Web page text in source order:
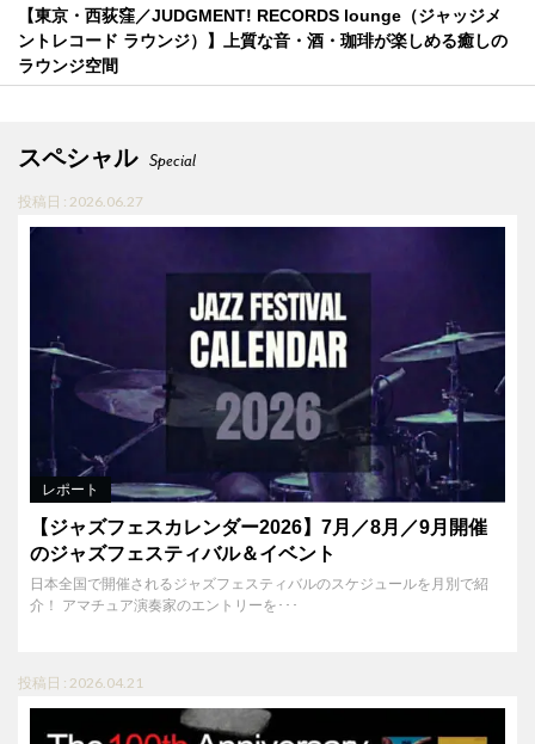
【東京・西荻窪／JUDGMENT! RECORDS lounge（ジャッジメ
ントレコード ラウンジ）】上質な音・酒・珈琲が楽しめる癒しの
ラウンジ空間
スペシャル Special
投稿日 : 2026.06.27
レポート
【ジャズフェスカレンダー2026】7月／8月／9月開催
のジャズフェスティバル＆イベント
日本全国で開催されるジャズフェスティバルのスケジュールを月別で紹
介！ アマチュア演奏家のエントリーを･･･
投稿日 : 2026.04.21